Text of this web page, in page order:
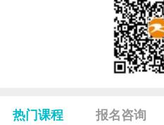
热门课程 报名咨询